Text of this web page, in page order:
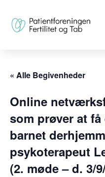
« Alle Begivenheder
Online
som prøver at
barnet
psykoterapeut
(2. møde – d. 3/